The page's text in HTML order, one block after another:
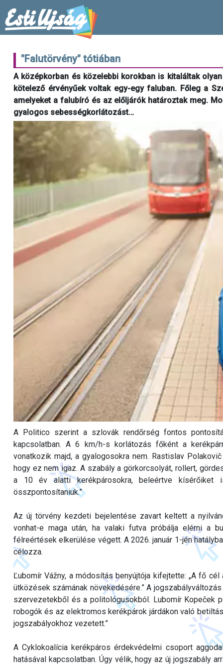
"Falutörvény" tótiában
A középkorban és közelebbi korokban is kitaláltak
kötelező érvényűek voltak egy-egy faluban. Főleg a
amelyeket a falubíró és az előljárók határoztak meg.
gyalogos sebességkorlátozást…
A Politico szerint a szlovák rendőrség fontos
kapcsolatban. A 6 km/h-s korlátozás főként a
vonatkozik majd, a gyalogosokra nem. Rastislav
hogy ez nem igaz. A szabály a görkorcsolyát, rollert,
a 10 év alatti kerékpárosokra, beleértve kísérőiket
összpontosítaniuk.”
Az új törvény kezdeti bejelentése zavart keltett a
vonhat-e maga után, ha valaki futva próbálja elérni a
félreértések elkerülése végett. A 2026. január 1-jén
célozza.
Ľubomír Vážny, a módosítás benyújtója kifejtette: „A fő
ütközések számának növekedésére.” A
szervezetekből és a politológusokból. Lubomír Kopeček
robogók és az elektromos kerékpárok járdákon való
jogszabályokhoz vezetett.”
A Cyklokoalícia kerékpáros érdekvédelmi csoport
hatásával kapcsolatban. Úgy vélik, hogy az új jogszabály